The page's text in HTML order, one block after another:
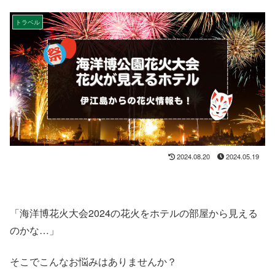
トラベル
2024.08.20 2024.05.19
「海洋博花火大会2024の花火をホテルの部屋から見える
のかな…」
そこでこんなお悩みはありませんか？